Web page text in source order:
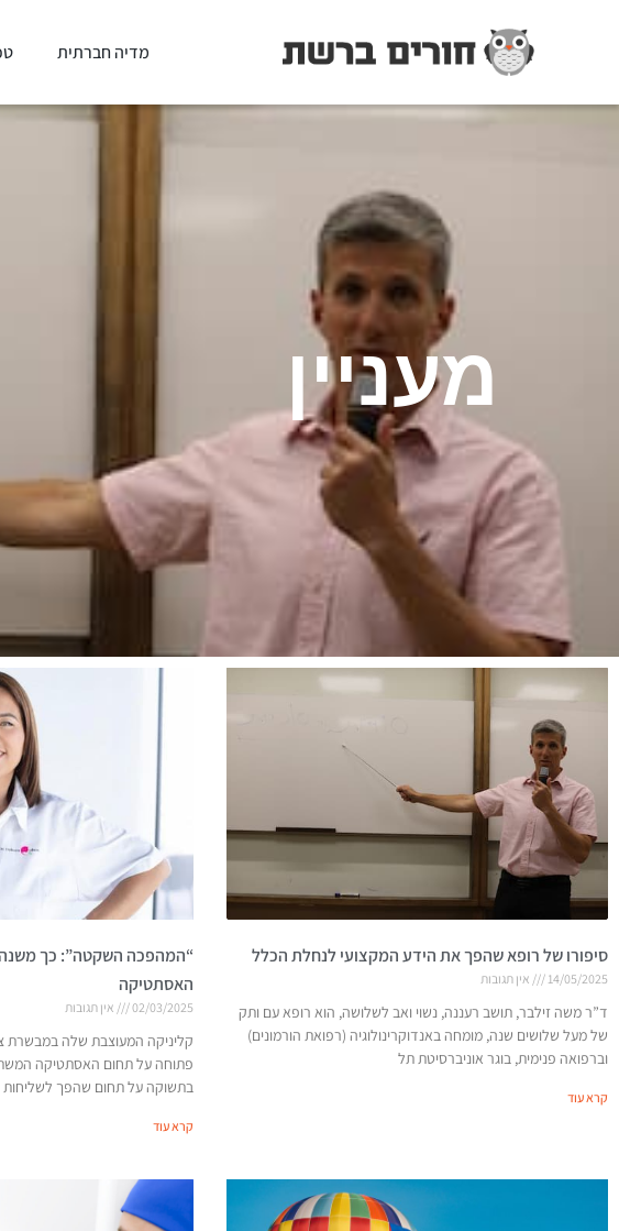
מדיה חברתית
מעניין
סיפורו של רופא שהפך את הידע המקצועי לנחלת הכלל
14/05/2025 אין תגובות
ד”ר משה זילבר, תושב רעננה, נשוי ואב לשלושה, הוא רופא עם ותק
של מעל שלושים שנה, מומחה באנדוקרינולוגיה (רפואת הורמונים)
וברפואה פנימית, בוגר אוניברסיטת תל
קרא עוד
“המהפכה השקטה”: כך
האסתטיקה
02/03/2025 אין תגובות
קליניקה המעוצבת שלה במבשרת
פתוחה על תחום האסתטיקה
בתשוקה על תחום שהפך לשליחות
קרא עוד